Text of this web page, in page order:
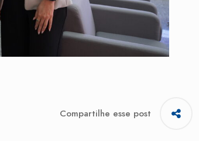
Compartilhe esse post